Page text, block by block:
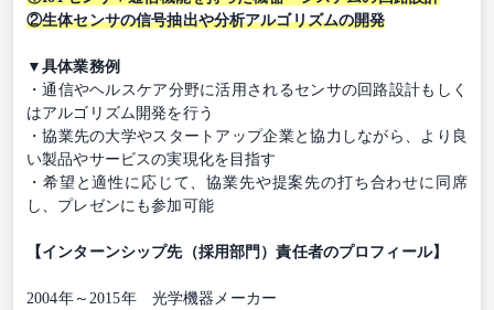
②生体センサの信号抽出や分析アルゴリズムの開発
▼具体業務例
・通信やヘルスケア分野に活用されるセンサの回路設計もしく
はアルゴリズム開発を行う
・協業先の大学やスタートアップ企業と協力しながら、より良
い製品やサービスの実現化を目指す
・希望と適性に応じて、協業先や提案先の打ち合わせに同席
し、プレゼンにも参加可能
【インターンシップ先（採用部門）責任者のプロフィール】
2004年～2015年 光学機器メーカー